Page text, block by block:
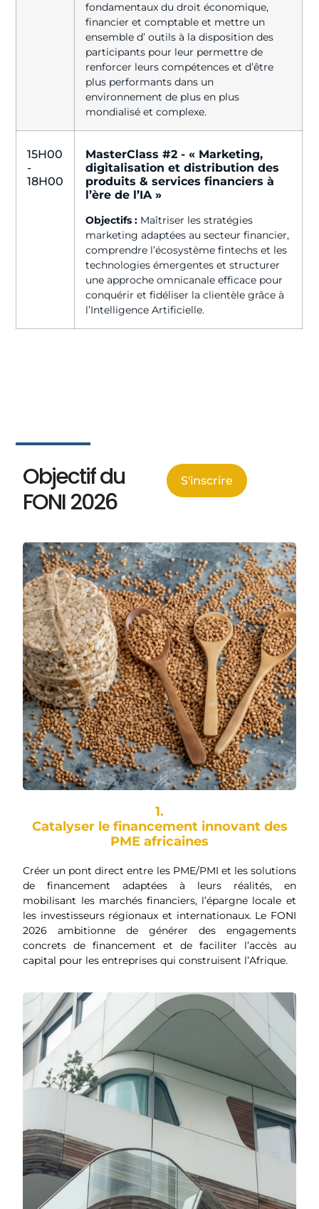
fondamentaux du droit économique,
financier et comptable et mettre un
ensemble d’ outils à la disposition des
participants pour leur permettre de
renforcer leurs compétences et d’être
plus performants dans un
environnement de plus en plus
mondialisé et complexe.
15H00
-
18H00
MasterClass #2 - « Marketing,
digitalisation et distribution des
produits & services financiers à
l’ère de l’IA »
Objectifs : Maîtriser les stratégies
marketing adaptées au secteur financier,
comprendre l’écosystème fintechs et les
technologies émergentes et structurer
une approche omnicanale efficace pour
conquérir et fidéliser la clientèle grâce à
l’Intelligence Artificielle.
Objectif du
FONI 2026
S'inscrire
1.
Catalyser le financement innovant des
PME africaines
Créer un pont direct entre les PME/PMI et les solutions
de financement adaptées à leurs réalités, en
mobilisant les marchés financiers, l’épargne locale et
les investisseurs régionaux et internationaux. Le FONI
2026 ambitionne de générer des engagements
concrets de financement et de faciliter l’accès au
capital pour les entreprises qui construisent l’Afrique.